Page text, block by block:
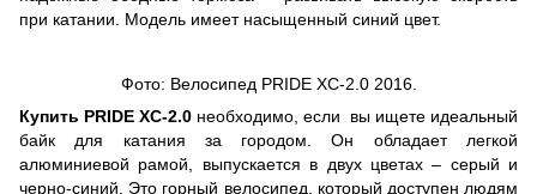
при катании. Модель имеет насыщенный синий цвет.
Фото: Велосипед PRIDE XC-2.0 2016.
Купить PRIDE XC-2.0 необходимо, если вы ищете идеальный
байк для катания за городом. Он обладает легкой
алюминиевой рамой, выпускается в двух цветах – серый и
черно-синий. Это горный велосипед, который доступен людям